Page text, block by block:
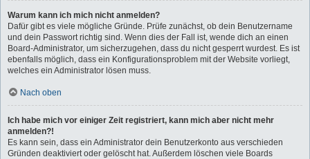
Warum kann ich mich nicht anmelden?
Dafür gibt es viele mögliche Gründe. Prüfe zunächst, ob dein Benutzername
und dein Passwort richtig sind. Wenn dies der Fall ist, wende dich an einen
Board-Administrator, um sicherzugehen, dass du nicht gesperrt wurdest. Es ist
ebenfalls möglich, dass ein Konfigurationsproblem mit der Website vorliegt,
welches ein Administrator lösen muss.
Nach oben
Ich habe mich vor einiger Zeit registriert, kann mich aber nicht mehr
anmelden?!
Es kann sein, dass ein Administrator dein Benutzerkonto aus verschieden
Gründen deaktiviert oder gelöscht hat. Außerdem löschen viele Boards